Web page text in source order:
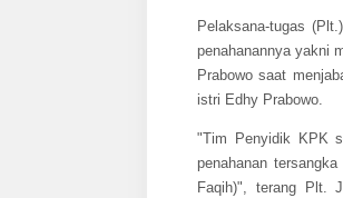
Pelaksana-tugas
penahanannya yakni
Prabowo saat
istri Edhy Prabowo.
"Tim Penyidik KPK
penahanan
Faqih)", terang Plt.